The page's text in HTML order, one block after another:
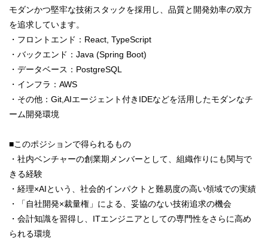
モダンかつ堅牢な技術スタックを採用し、品質と開発効率の双方
を追求しています。
・フロントエンド：React, TypeScript
・バックエンド：Java (Spring Boot)
・データベース：PostgreSQL
・インフラ：AWS
・その他：Git,AIエージェント付きIDEなどを活用したモダンなチ
ーム開発環境
■このポジションで得られるもの
・社内ベンチャーの創業期メンバーとして、組織作りにも関与で
きる経験
・経理×AIという、社会的インパクトと難易度の高い領域での実績
・「自社開発×裁量権」による、妥協のない技術追求の機会
・会計知識を習得し、ITエンジニアとしての専門性をさらに高め
られる環境